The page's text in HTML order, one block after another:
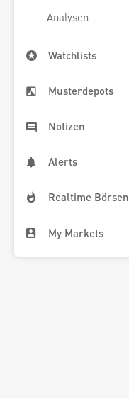
Analysen
Watchlists
Musterdepots
Notizen
Alerts
Realtime Börsen
My Markets